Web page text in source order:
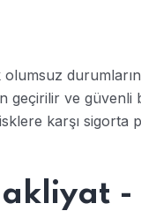
olumsuz
geçirilir ve
karşı sigorta